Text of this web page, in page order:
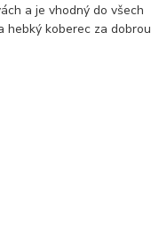
a je vhodný do všech
hebký koberec za dobrou